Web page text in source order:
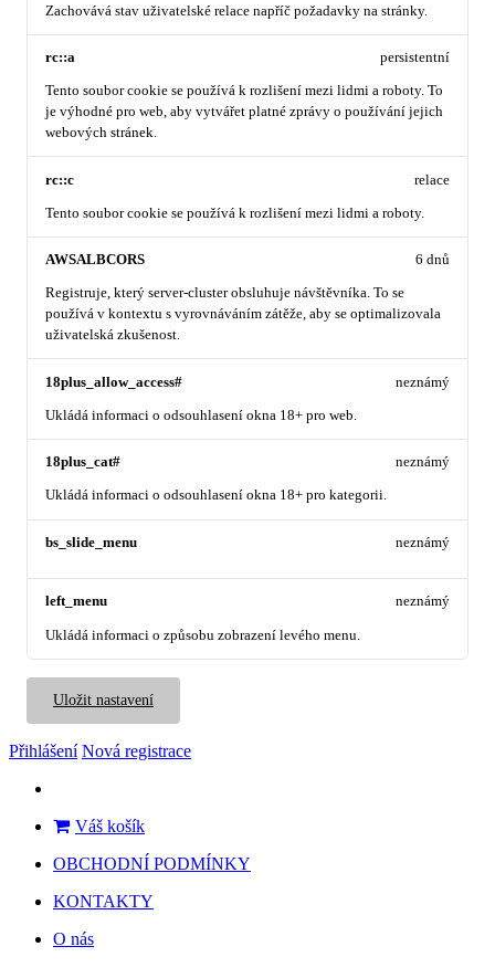
Zachovává stav uživatelské relace napříč požadavky na stránky.
rc::a
Tento soubor cookie se používá k rozlišení mezi lidmi a roboty. To
je výhodné pro web, aby vytvářet platné zprávy o používání jejich
webových stránek.
persistentní
rc::c
Tento soubor cookie se používá k rozlišení mezi lidmi a roboty.
relace
AWSALBCORS
Registruje, který server-cluster obsluhuje návštěvníka. To se
používá v kontextu s vyrovnáváním zátěže, aby se optimalizovala
uživatelská zkušenost.
6 dnů
18plus_allow_access#
Ukládá informaci o odsouhlasení okna 18+ pro web.
neznámý
18plus_cat#
Ukládá informaci o odsouhlasení okna 18+ pro kategorii.
neznámý
bs_slide_menu neznámý
left_menu
Ukládá informaci o způsobu zobrazení levého menu.
neznámý
Uložit nastavení
Přihlášení Nová registrace
Váš košík
OBCHODNÍ PODMÍNKY
KONTAKTY
O nás